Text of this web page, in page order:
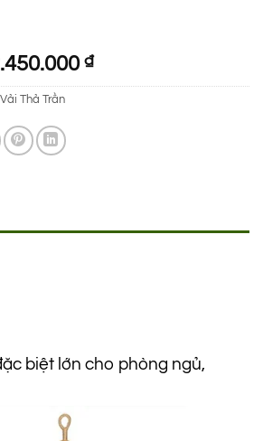
₫.
₫Giá
hiện
Thả Trần
biệt lớn cho phòng ngủ,